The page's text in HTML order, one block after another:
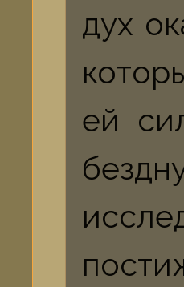
дух
ей